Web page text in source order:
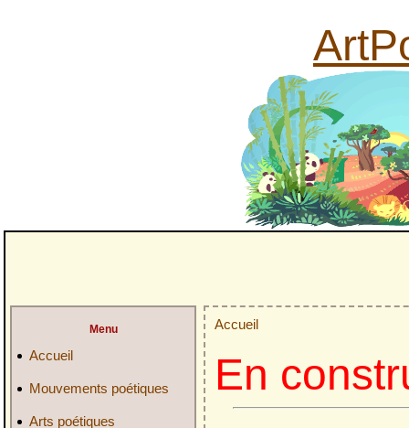
Menu
Accueil
Mouvements poétiques
Arts poétiques
Accueil
En